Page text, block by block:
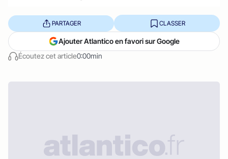
Écoutez cet article0:00min
PARTAGER CLASSER
Ajouter Atlantico en favori sur Google